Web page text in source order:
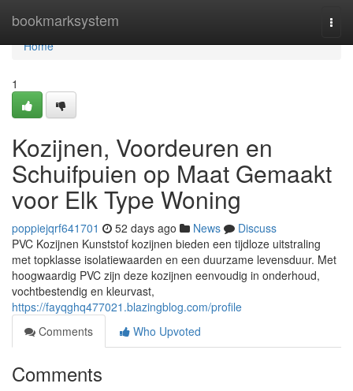
bookmarksystem
Home
Home
1
Kozijnen, Voordeuren en
Schuifpuien op Maat Gemaakt
voor Elk Type Woning
poppiejqrf641701 52 days ago News
Discuss
PVC Kozijnen Kunststof kozijnen bieden een tijdloze uitstraling
met topklasse isolatiewaarden en een duurzame levensduur. Met
hoogwaardig PVC zijn deze kozijnen eenvoudig in onderhoud,
vochtbestendig en kleurvast,
https://fayqghq477021.blazingblog.com/profile
Comments
Who Upvoted
Comments